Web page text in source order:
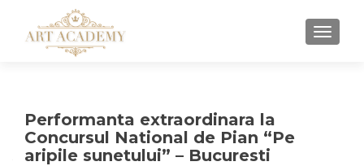
MENU
Performanta extraordinara la
Concursul National de Pian “Pe
aripile sunetului” – Bucuresti